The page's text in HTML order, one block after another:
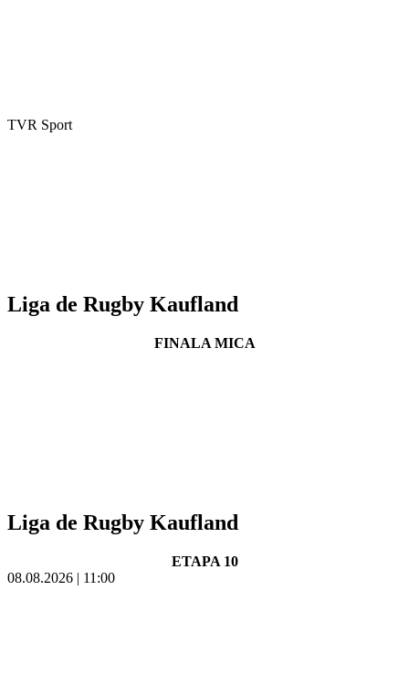
TVR Sport
Liga de Rugby Kaufland
FINALA MICA
Liga de Rugby Kaufland
ETAPA 10
08.08.2026 | 11:00